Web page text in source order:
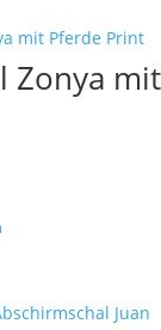
Zonya